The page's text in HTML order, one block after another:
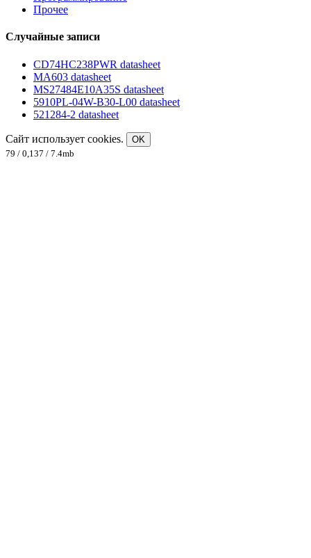
Прочее
Случайные записи
CD74HC238PWR datasheet
MA603 datasheet
MS27484E10A35S datasheet
5910PL-04W-B30-L00 datasheet
521284-2 datasheet
Сайт использует cookies.
OK
79 / 0,137 / 7.4mb